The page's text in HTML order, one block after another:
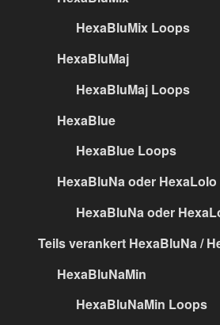
HexaBluMix Loops
HexaBluMaj
HexaBluMaj Loops
HexaBlue
HexaBlue Loops
HexaBluNa oder HexaLolo
HexaBluNa oder
Teils verankert HexaBluNa /
HexaBluNaMin
HexaBluNaMin Loops